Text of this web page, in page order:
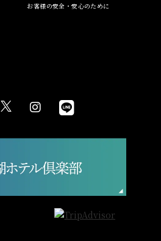
お客様の安全・安心のために